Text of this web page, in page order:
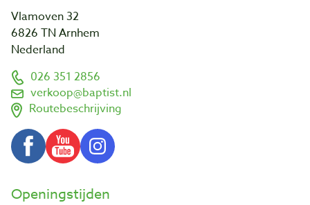
Vlamoven 32
6826 TN Arnhem
Nederland
026 351 2856
verkoop@baptist.nl
Routebeschrijving
Openingstijden